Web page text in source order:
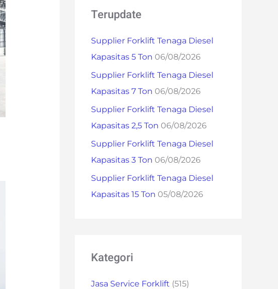
r
:
Terupdate
Supplier Forklift Tenaga Diesel
Kapasitas 5 Ton 06/08/2026
Supplier Forklift Tenaga Diesel
Kapasitas 7 Ton 06/08/2026
Supplier Forklift Tenaga Diesel
Kapasitas 2,5 Ton 06/08/2026
Supplier Forklift Tenaga Diesel
Kapasitas 3 Ton 06/08/2026
Supplier Forklift Tenaga Diesel
Kapasitas 15 Ton 05/08/2026
Kategori
Jasa Service Forklift (515)